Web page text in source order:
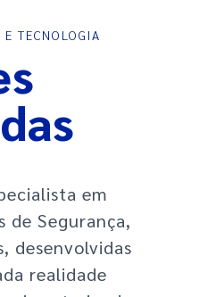
TECNOLOGIA
em
de Segurança,
desenvolvidas
realidade